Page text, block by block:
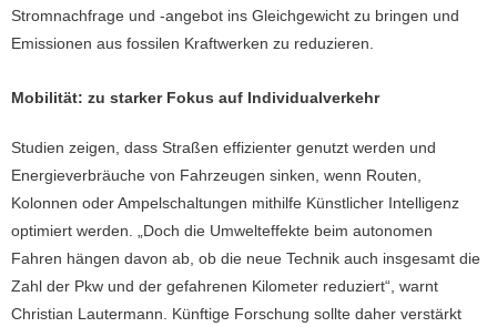
Stromnachfrage und -angebot ins Gleichgewicht zu bringen und
Emissionen aus fossilen Kraftwerken zu reduzieren.
Mobilität: zu starker Fokus auf Individualverkehr
Studien zeigen, dass Straßen effizienter genutzt werden und
Energieverbräuche von Fahrzeugen sinken, wenn Routen,
Kolonnen oder Ampelschaltungen mithilfe Künstlicher Intelligenz
optimiert werden. „Doch die Umwelteffekte beim autonomen
Fahren hängen davon ab, ob die neue Technik auch insgesamt die
Zahl der Pkw und der gefahrenen Kilometer reduziert“, warnt
Christian Lautermann. Künftige Forschung sollte daher verstärkt